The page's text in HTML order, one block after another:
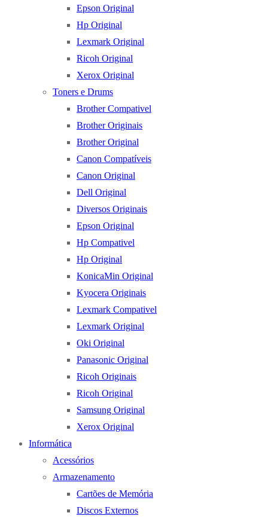
Epson Original
Hp Original
Lexmark Original
Ricoh Original
Xerox Original
Toners e Drums
Brother Compativel
Brother Originais
Brother Original
Canon Compatíveis
Canon Original
Dell Original
Diversos Originais
Epson Original
Hp Compativel
Hp Original
KonicaMin Original
Kyocera Originais
Lexmark Compativel
Lexmark Original
Oki Original
Panasonic Original
Ricoh Originais
Ricoh Original
Samsung Original
Xerox Original
Informática
Acessórios
Armazenamento
Cartões de Memória
Discos Externos